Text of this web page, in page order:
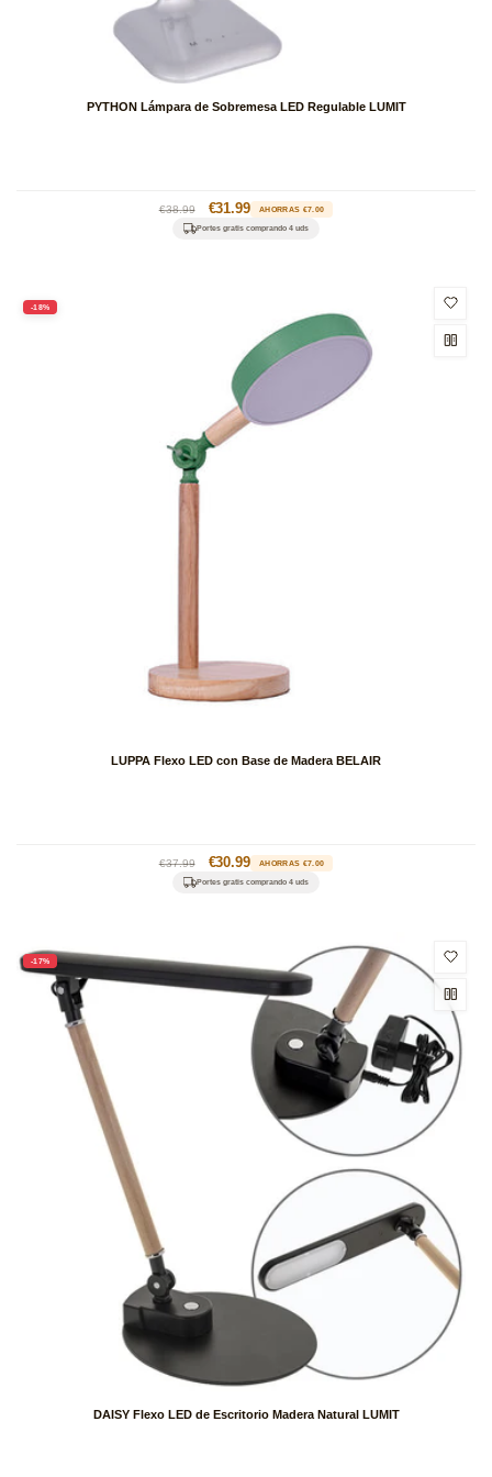
PYTHON Lámpara de Sobremesa LED Regulable LUMIT
Precio
habitual
€38.99
Precio
de
€31.99 AHORRAS €7.00
Portes gratis comprando 4 uds
-18%
LUPPA Flexo LED con Base de Madera BELAIR
Precio
habitual
€37.99
Precio
de
€30.99 AHORRAS €7.00
Portes gratis comprando 4 uds
-17%
DAISY Flexo LED de Escritorio Madera Natural LUMIT